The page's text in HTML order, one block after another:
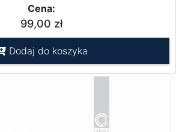
Cena:
99,00 zł
Dodaj do koszyka